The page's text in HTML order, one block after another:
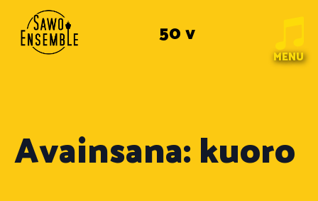
50 v
MENU
Avainsana:kuoro